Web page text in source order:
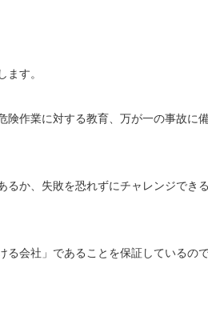
す。
険作業に対する教育、万が一の事故に
るか、失敗を恐れずにチャレンジでき
る会社」であることを保証しているの